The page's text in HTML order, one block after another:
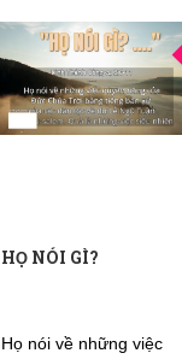
HỌ NÓI GÌ?
Họ nói về những việc